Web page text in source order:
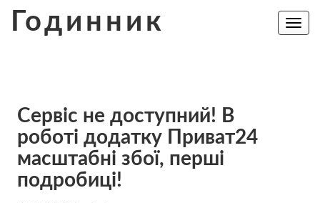
Годинник
Toggle
Сервіс не доступний! В
роботі додатку Приват24
масштабні збої, перші
подробиці!